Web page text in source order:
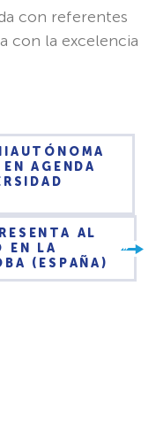
con referentes
con la excelencia
AGENDA
AL
EN LA
(ESPAÑA)